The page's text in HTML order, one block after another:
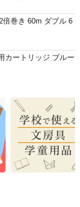
倍巻き 60m ダブル 6
カートリッジ ブルー